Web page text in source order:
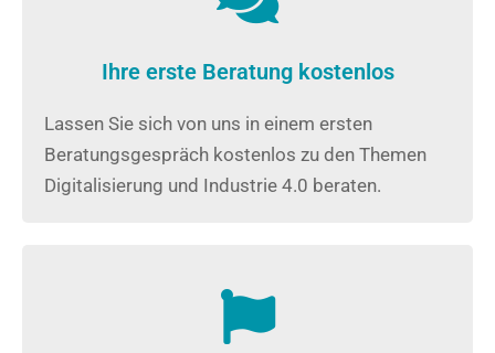
Ihre erste Beratung kostenlos
Lassen Sie sich von uns in einem ersten
Beratungsgespräch kostenlos zu den Themen
Digitalisierung und Industrie 4.0 beraten.